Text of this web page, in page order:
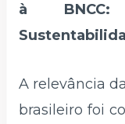
à
A relevância
brasileiro foi